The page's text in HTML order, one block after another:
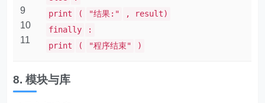
9
10
11
print
( "结果:"
, result)
finally
:
print
( "程序结束" )
8. 模块与库